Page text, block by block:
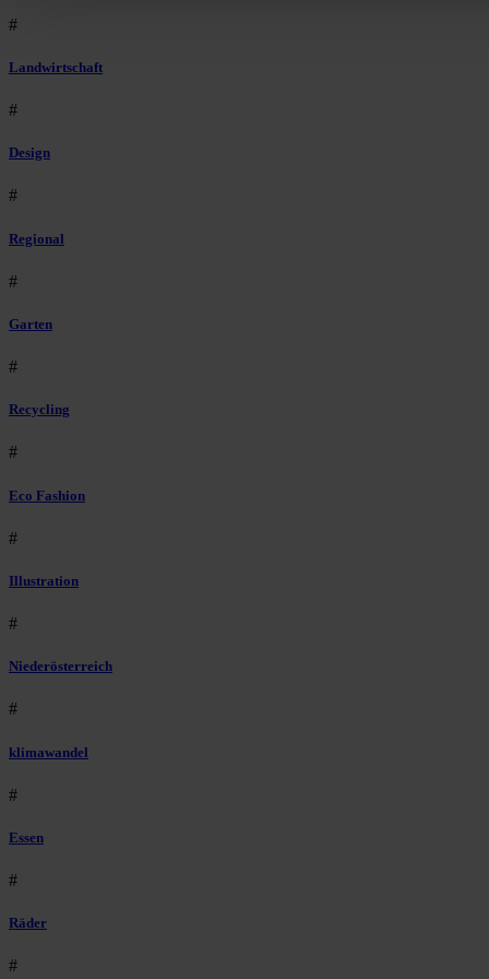
#
Landwirtschaft
#
Design
#
Regional
#
Garten
#
Recycling
#
Eco Fashion
#
Illustration
#
Niederösterreich
#
klimawandel
#
Essen
#
Räder
#